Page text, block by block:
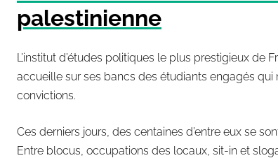
palestinienne
L’institut d’études politiques le plus prestigieux de
accueille sur ses bancs des étudiants engagés qui
convictions.
Ces derniers jours, des centaines d’entre eux se
Entre blocus, occupations des locaux, sit-in et